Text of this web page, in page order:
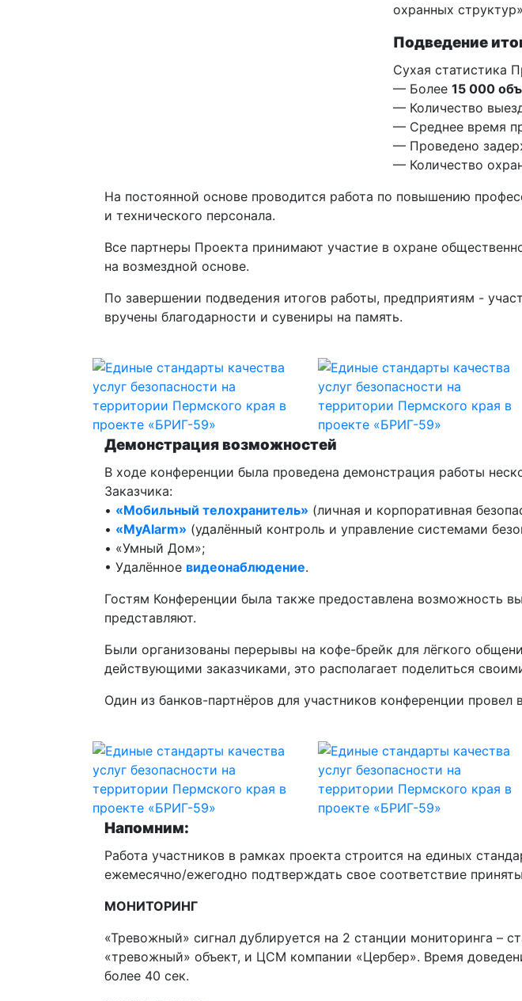
охранных
Подведение
Сухая статистика
— Более 15 000
— Количество
— Среднее время
— Проведено
— Количество
На постоянной основе проводится работа по повышению
и технического персонала.
Все партнеры Проекта принимают участие в охране
на возмездной основе.
По завершении подведения итогов работы, предприятиям -
вручены благодарности и сувениры на память.
Демонстрация возможностей
В ходе конференции была проведена демонстрация работы
Заказчика:
• «Мобильный телохранитель» (личная и корпоративная
• «MyAlarm» (удалённый контроль и управление системами
• «Умный Дом»;
• Удалённое видеонаблюдение.
Гостям Конференции была также предоставлена возможность
представляют.
Были организованы перерывы на кофе-брейк для лёгкого
действующими заказчиками, это располагает поделиться
Один из банков-партнёров для участников конференции
Напомним:
Работа участников в рамках проекта строится на единых
ежемесячно/ежегодно подтверждать свое соответствие
МОНИТОРИНГ
«Тревожный» сигнал дублируется на 2 станции мониторинга –
«тревожный» объект, и ЦСМ компании «Цербер». Время
более 40 сек.